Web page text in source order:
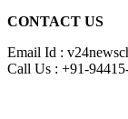
CONTACT US
Email Id :
Call Us : +91-